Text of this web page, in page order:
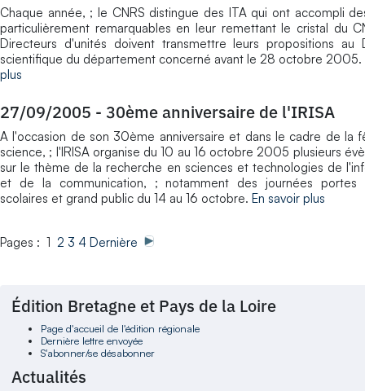
Chaque année, ; le CNRS distingue des ITA qui ont accompli
particulièrement remarquables en leur remettant le cristal du
Directeurs d'unités doivent transmettre leurs propositions au
scientifique du département concerné avant le 28 octobre 2005.
plus
27/09/2005 - 30ème anniversaire de l'IRISA
A l'occasion de son 30ème anniversaire et dans le cadre de la
science, ; l'IRISA organise du 10 au 16 octobre 2005 plusieurs
sur le thème de la recherche en sciences et technologies de
et de la communication, ; notamment des journées portes
scolaires et grand public du 14 au 16 octobre. En savoir plus
Pages : 1 2 3 4 Dernière
Édition Bretagne et Pays de la Loire
Page d'accueil de l'édition régionale
Dernière lettre envoyée
S'abonner/se désabonner
Actualités